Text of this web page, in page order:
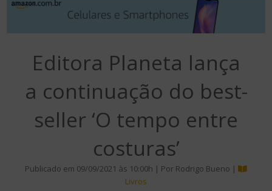
Editora Planeta lança
a continuação do best-
seller ‘O tempo entre
costuras’
Publicado em 09/09/2021 às 10:00h | Por Rodrigo Bueno |
Livros